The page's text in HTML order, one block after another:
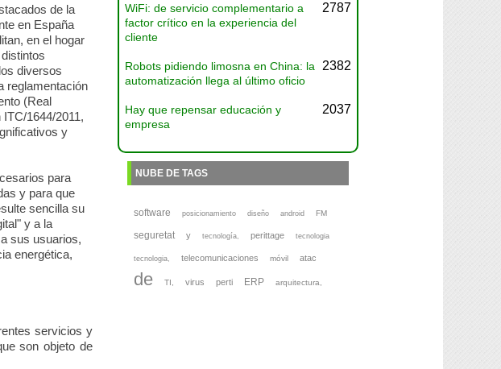
de la
en España
en el hogar
diversos
reglamentación
(Real
1644/2011,
y
para
y para que
sencilla su
y a la
sus usuarios,
energética,
servicios y
son objeto de
WiFi: de servicio complementario a
factor crítico en la experiencia del
cliente
2787
Robots pidiendo limosna en China: la
automatización llega al último oficio
2382
Hay que repensar educación y
empresa
2037
NUBE DE TAGS
software posicionamiento diseño android FM
seguretat y tecnología, perittage tecnologia
tecnologia, telecomunicaciones móvil atac
de TI, virus perti ERP arquitectura,